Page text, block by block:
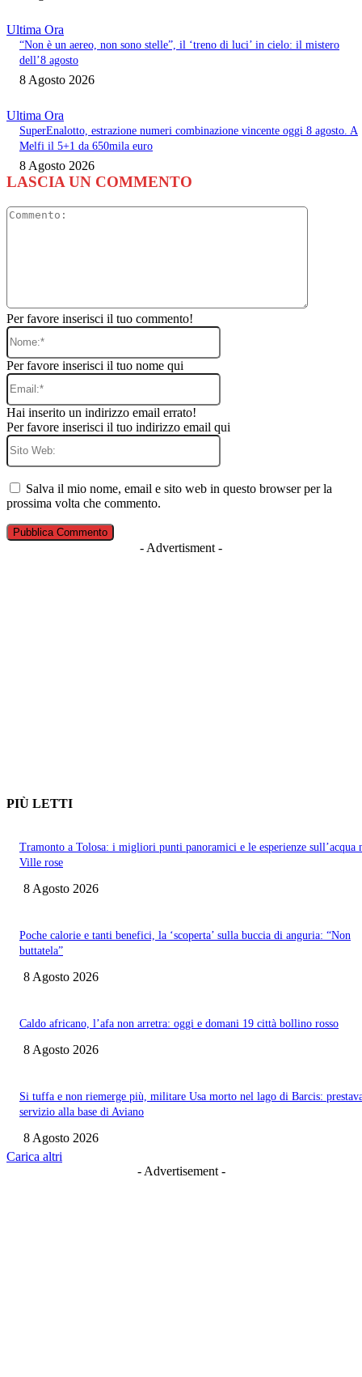
Ultima Ora
“Non è un aereo, non sono stelle”, il ‘treno di luci’ in cielo: il mistero
dell’8 agosto
8 Agosto 2026
Ultima Ora
SuperEnalotto, estrazione numeri combinazione vincente oggi 8 agosto. A
Melfi il 5+1 da 650mila euro
8 Agosto 2026
LASCIA UN COMMENTO
Per favore inserisci il tuo commento!
Nome:*
Per favore inserisci il tuo nome qui
Email:*
Hai inserito un indirizzo email errato!
Per favore inserisci il tuo indirizzo email qui
Sito
Salva il mio nome, email e sito web in questo browser per la
prossima volta che commento.
- Advertisment -
PIÙ LETTI
Tramonto a Tolosa: i migliori punti panoramici e le esperienze sull’acqua
Ville rose
8 Agosto 2026
Poche calorie e tanti benefici, la ‘scoperta’ sulla buccia di anguria: “Non
buttatela”
8 Agosto 2026
Caldo africano, l’afa non arretra: oggi e domani 19 città bollino rosso
8 Agosto 2026
Si tuffa e non riemerge più, militare Usa morto nel lago di Barcis:
servizio alla base di Aviano
8 Agosto 2026
Carica altri
- Advertisement -